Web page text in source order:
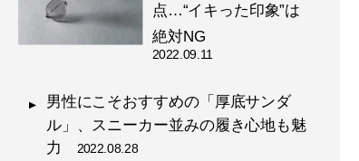
点…“イキった印象”は
絶対NG
2022.09.11
男性にこそおすすめの「厚底サンダ
ル」、スニーカー並みの履き心地も魅
力 2022.08.28